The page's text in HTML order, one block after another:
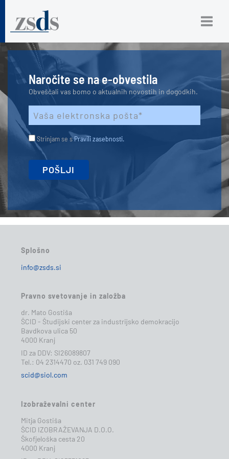
Naročite se na e-obvestila
Obveščali vas bomo o aktualnih novostih in dogodkih.
Strinjam se sPravili zasebnosti.
Splošno
info@zsds.si
Pravno svetovanje in založba
dr. Mato Gostiša
ŠCID - Študijski center za industrijsko demokracijo
Bavdkova ulica 50
4000 Kranj
ID za DDV: SI26089807
Tel.: 04 2314470 oz. 031 749 090
scid@siol.com
Izobraževalni center
Mitja Gostiša
ŠCID IZOBRAŽEVANJA D.O.O.
Škofjeloška cesta 20
4000 Kranj